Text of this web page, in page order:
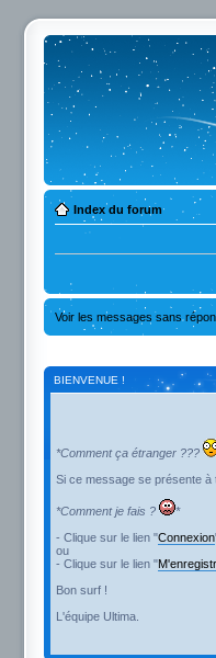
Index du forum
Voir les messages sans
BIENVENUE !
*Comment ça étranger ???
Si ce message se présente à
*Comment je fais ?
*
- Clique sur le lien "Connexion
ou
- Clique sur le lien "
Bon surf !
L'équipe Ultima.